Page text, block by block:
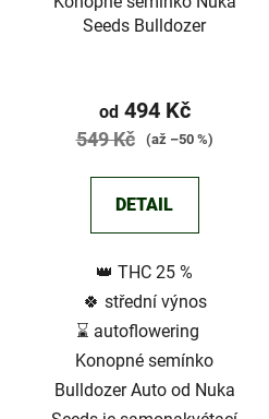
Seeds Bulldozer
hodnocení
produktu
z
hvězdiček.
od494 Kč
549 Kč (až –50 %)
DETAIL
👑 THC 25 %
🍀 střední výnos
⌛ autoflowering
Konopné semínko
Bulldozer Auto od Nuka